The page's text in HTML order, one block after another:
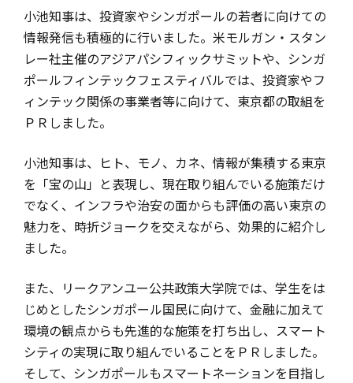
小池知事は、投資家やシンガポールの若者に向けての
情報発信も積極的に行いました。米モルガン・スタン
レー社主催のアジアパシフィックサミットや、シンガ
ポールフィンテックフェスティバルでは、投資家やフ
ィンテック関係の事業者等に向けて、東京都の取組を
ＰＲしました。
小池知事は、ヒト、モノ、カネ、情報が集積する東京
を「宝の山」と表現し、現在取り組んでいる施策だけ
でなく、インフラや治安の面からも評価の高い東京の
魅力を、時折ジョークを交えながら、効果的に紹介し
ました。
また、リークアンユー公共政策大学院では、学生をは
じめとしたシンガポール国民に向けて、金融に加えて
環境の観点からも先進的な施策を打ち出し、スマート
シティの実現に取り組んでいることをＰＲしました。
そして、シンガポールもスマートネーションを目指し